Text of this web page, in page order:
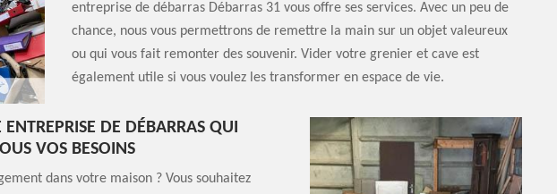
entreprise de débarras Débarras 31 vous offre ses services. Avec un peu de
chance, nous vous permettrons de remettre la main sur un objet valeureux
ou qui vous fait remonter des souvenir. Vider votre grenier et cave est
également utile si vous voulez les transformer en espace de vie.
DE DÉBARRAS QUI
VOS BESOINS
dans votre maison ? Vous souhaitez